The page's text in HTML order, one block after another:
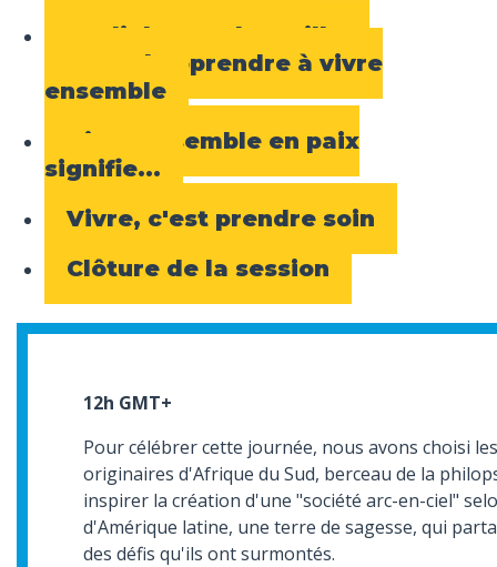
Le dialogue : le meilleur
moyen d'apprendre à vivre
ensemble
Vivre ensemble en paix
signifie...
Vivre, c'est prendre soin
Clôture de la session
12h GMT+
Pour célébrer cette journée, nous avons choisi
originaires d'Afrique du Sud, berceau de la
inspirer la création d'une "société arc-en-ciel"
d'Amérique latine, une terre de sagesse, qui
des défis qu'ils ont surmontés.